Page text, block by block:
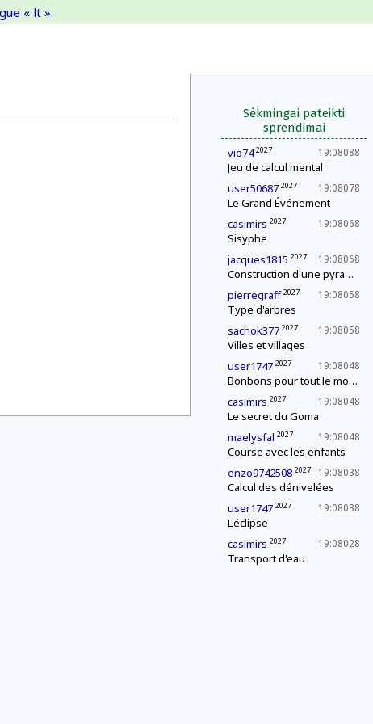
« lt ».
Sėkmingai pateikti
sprendimai
19:08088
vio74 2027
Jeu de calcul mental
19:08078
user50687 2027
Le Grand Événement
19:08068
casimirs 2027
Sisyphe
19:08068
jacques1815 2027
Construction d'une pyramide
19:08058
pierregraff 2027
Type d'arbres
19:08058
sachok377 2027
Villes et villages
19:08048
user1747 2027
Bonbons pour tout le monde !
19:08048
casimirs 2027
Le secret du Goma
19:08048
maelysfal 2027
Course avec les enfants
19:08038
enzo9742508 2027
Calcul des dénivelées
19:08038
user1747 2027
L'éclipse
19:08028
casimirs 2027
Transport d'eau